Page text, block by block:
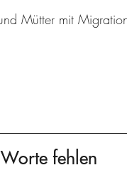
Mütter mit
fehlen